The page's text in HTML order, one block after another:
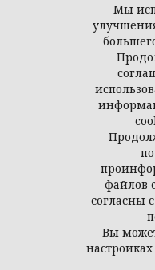
© Авторы,
теория и
Материалы
лицензии
International 4.0
Издатель:
Мы
файлов
согласны
Вы